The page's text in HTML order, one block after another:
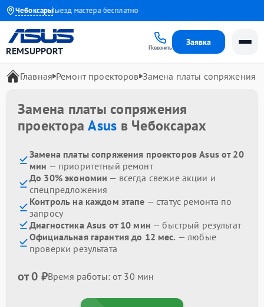
Чебоксары
1 года Выезд мастера бесплатно
REMSUPPORT Позвонить
Заявка
Главная Ремонт проекторов Замена платы сопряжения
Замена платы сопряжения
проектораAsus в Чебоксарах
Замена платы сопряжения проекторов Asus от 20
мин — приоритетный ремонт
До 30% экономии — всегда свежие акции и
спецпредложения
Контроль на каждом этапе — статус ремонта по
запросу
Диагностика Asus от 10 мин — быстрый результат
Официальная гарантия до 12 мес. — любые
проверки результата
от 0 ₽Время работы: от 30 мин